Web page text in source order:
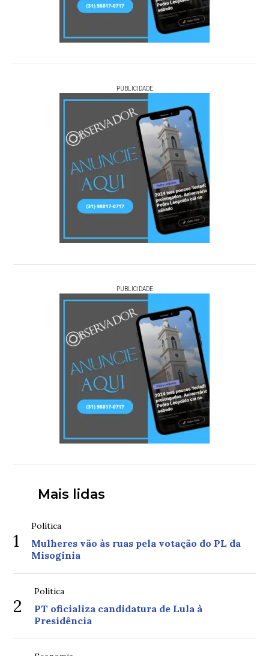
PUBLICIDADE
PUBLICIDADE
Mais lidas
1
Política
Mulheres vão às ruas pela votação do PL da
Misoginia
2
Política
PT oficializa candidatura de Lula à
Presidência